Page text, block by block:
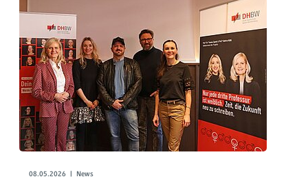
08.05.2026 | News